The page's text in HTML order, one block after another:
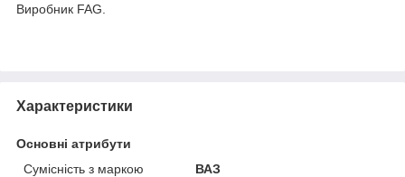
Виробник FAG.
Характеристики
Основні атрибути
Сумісність з маркою
ВАЗ